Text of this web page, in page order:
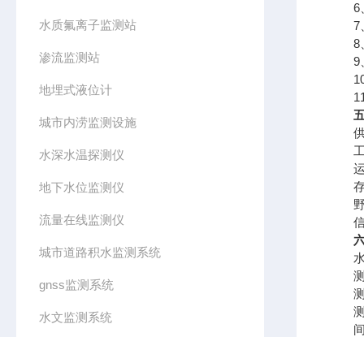
水质氟离子监测站
渗流监测站
地埋式液位计
城市内涝监测设施
水深水温探测仪
地下水位监测仪
流量在线监测仪
城市道路积水监测系统
gnss监测系统
水文监测系统
6、
7、
8、
9、
10
11
供
工
运
存
野
信
水
测
测
测
间